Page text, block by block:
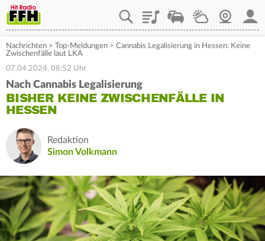
PlaylistStaupilotWetterWebcam
Nachrichten > Top-Meldungen > Cannabis Legalisierung in Hessen: Keine
Zwischenfälle laut LKA
07.04.2024, 08:52 Uhr
Nach Cannabis Legalisierung
BISHER KEINE ZWISCHENFÄLLE IN
HESSEN
Redaktion
Simon Volkmann